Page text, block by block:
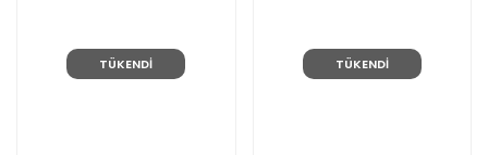
TÜKENDİ TÜKENDİ